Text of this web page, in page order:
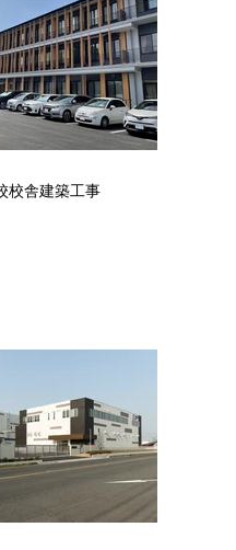
校舎建築工事